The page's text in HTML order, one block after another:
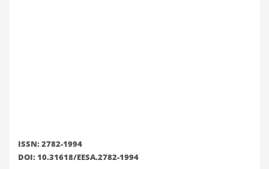
ISSN: 2782-1994
DOI: 10.31618/EESA.2782-1994